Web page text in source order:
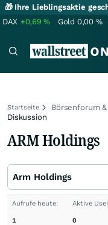
🎁 Ihre Lieblingsaktie
DAX +0,69% Gold 0,00 %
Startseite Börsenforum
Diskussion
ARM Holdings
Arm Holdings
Aufrufe heute:
1
Aktive
0